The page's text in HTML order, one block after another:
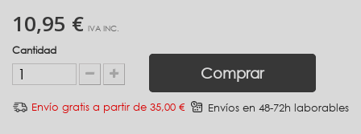
10,95 € IVA INC.
Cantidad
Comprar
Envío gratis a partir de 35,00 € Envíos en 48-72h laborables